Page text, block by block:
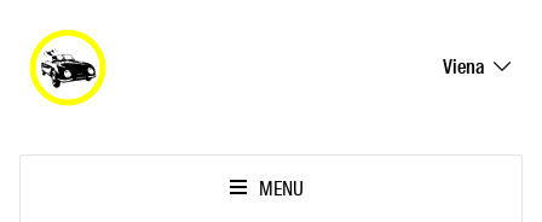
Viena
MENU